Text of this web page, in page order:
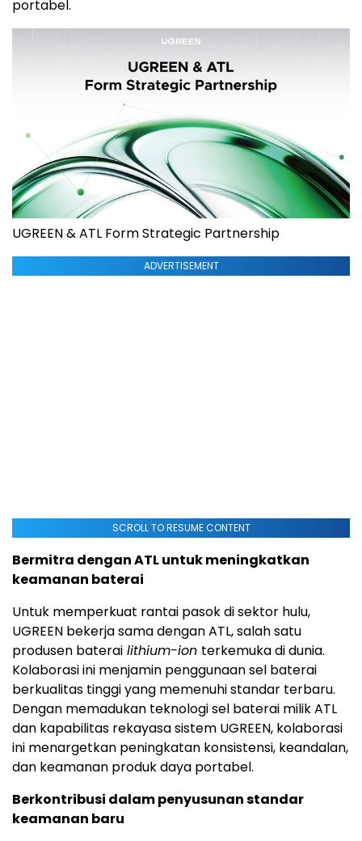
portabel.
UGREEN & ATL Form Strategic Partnership
ADVERTISEMENT
SCROLL TO RESUME CONTENT
Bermitra dengan ATL untuk meningkatkan
keamanan baterai
Untuk memperkuat rantai pasok di sektor hulu,
UGREEN bekerja sama dengan ATL, salah satu
produsen baterai lithium-ion terkemuka di dunia.
Kolaborasi ini menjamin penggunaan sel baterai
berkualitas tinggi yang memenuhi standar terbaru.
Dengan memadukan teknologi sel baterai milik ATL
dan kapabilitas rekayasa sistem UGREEN, kolaborasi
ini menargetkan peningkatan konsistensi, keandalan,
dan keamanan produk daya portabel.
Berkontribusi dalam penyusunan standar
keamanan baru